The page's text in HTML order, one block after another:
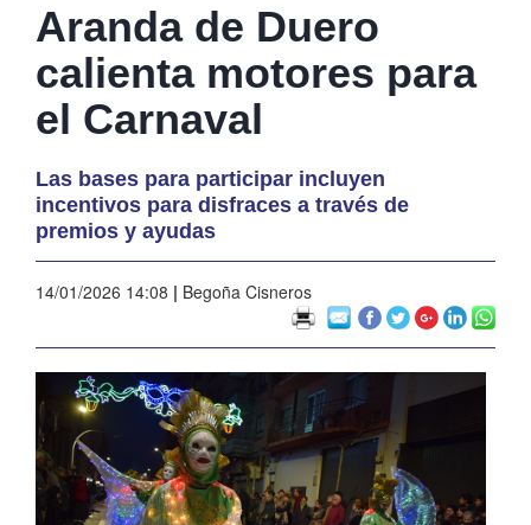
Aranda de Duero
calienta motores para
el Carnaval
Las bases para participar incluyen
incentivos para disfraces a través de
premios y ayudas
14/01/2026 14:08 | Begoña Cisneros